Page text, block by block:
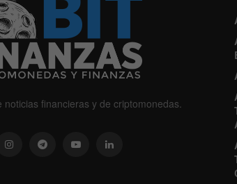
noticias financieras y de criptomonedas.